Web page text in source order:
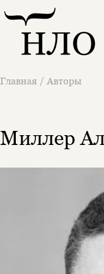
Главная / Авторы
Миллер